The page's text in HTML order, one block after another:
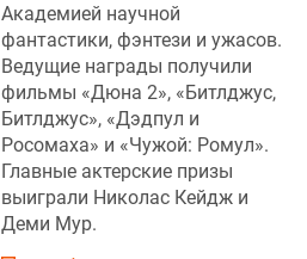
Академией научной
фантастики, фэнтези и ужасов.
Ведущие награды получили
фильмы «Дюна 2», «Битлджус,
Битлджус», «Дэдпул и
Росомаха» и «Чужой: Ромул».
Главные актерские призы
выиграли Николас Кейдж и
Деми Мур.